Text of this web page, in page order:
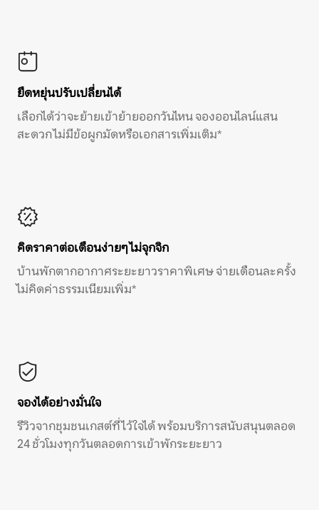
ยืดหยุ่นปรับเปลี่ยนได้
เลือกได้ว่าจะย้ายเข้าย้ายออกวันไหน จองออนไลน์แสน
สะดวก ไม่มีข้อผูกมัดหรือเอกสารเพิ่มเติม*
คิดราคาต่อเดือนง่ายๆ ไม่จุกจิก
บ้านพักตากอากาศระยะยาวราคาพิเศษ จ่ายเดือนละครั้ง
ไม่คิดค่าธรรมเนียมเพิ่ม*
จองได้อย่างมั่นใจ
รีวิวจากชุมชนเกสต์ที่ไว้ใจได้ พร้อมบริการสนับสนุนตลอด
24 ชั่วโมงทุกวันตลอดการเข้าพักระยะยาว